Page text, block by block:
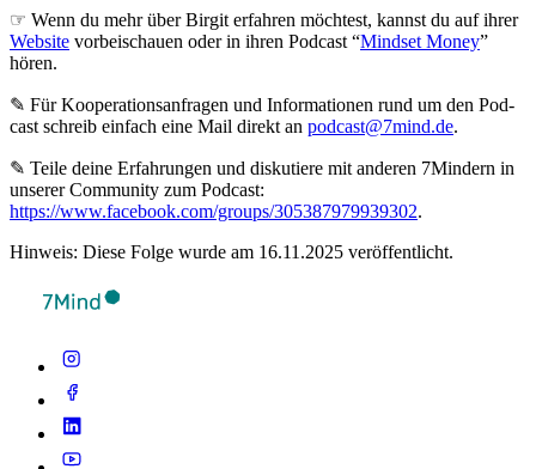
☞ Wenn du mehr über Birgit erfahren möchtest, kannst du auf ihrer
Website vorbeischauen oder in ihren Podcast “Mindset Money”
hören.
✎ Für Koope­ra­ti­ons­an­fra­gen und Infor­ma­tio­nen rund um den Pod­
cast schreib ein­fach eine Mail direkt an podcast@7mind.de.
✎ Teile deine Erfahrungen und diskutiere mit anderen 7Mindern in
unserer Community zum Podcast:
https://www.facebook.com/groups/305387979939302.
Hinweis: Diese Folge wurde am 16.11.2025 veröffentlicht.